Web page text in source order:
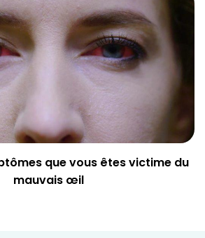
que vous êtes victime du
mauvais œil